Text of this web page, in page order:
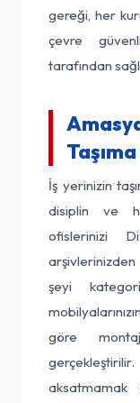
gereği, her
çevre
tarafından
İş yerinizin
disiplin ve
ofislerinizi
şeyi
göre